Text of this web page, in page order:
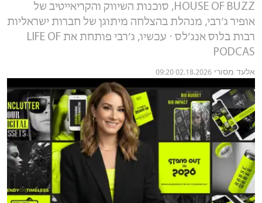
HOUSE OF BUZZ, סוכנות השיווק והקריאייטיב של
אופיר ג׳רבי, מנהלת בהצלחה מיתוגן של חברות ישראליות
רבות בלוס אנג׳לס ⋅ עכשיו, ג׳רבי פותחת את LIFE OF
PODCAS
אלעד מסורי 02.18.2026 09:20